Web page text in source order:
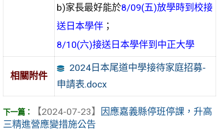
b)家長最好能於8/09(五)放學時到校接
送日本學伴 ；
8/10(六)接送日本學伴到中正大學
相關附件
2024日本尾道中學接待家庭招募-
申請表.docx
【2024-07-23】
因應嘉義縣停班停課，升高
三精進營應變措施公告